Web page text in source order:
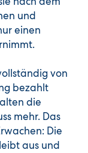
und
einen
von
bezahlt
die
mehr. Das
Die
aus und